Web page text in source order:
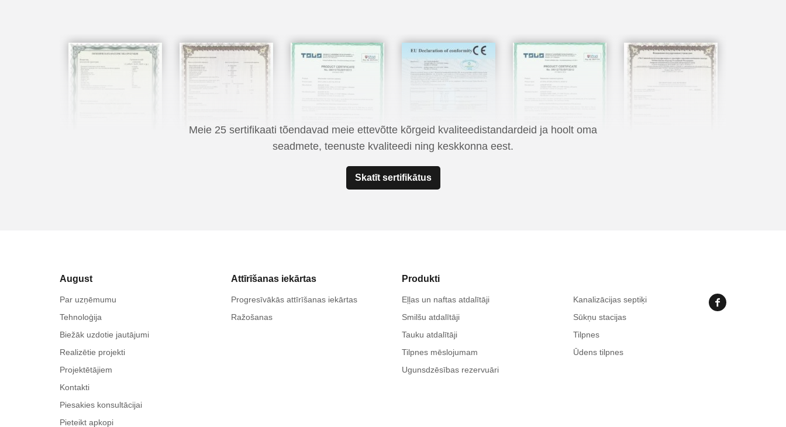
Meie 25 sertifikaati tõendavad meie ettevõtte kõrgeid kvaliteedistandardeid ja hoolt oma
seadmete, teenuste kvaliteedi ning keskkonna eest.
Skatīt sertifikātus
August
Par uzņēmumu
Tehnoloģija
Biežāk uzdotie jautājumi
Realizētie projekti
Projektētājiem
Kontakti
Piesakies konsultācijai
Pieteikt apkopi
Attīrīšanas iekārtas
Progresīvākās attīrīšanas iekārtas
Ražošanas
Produkti
Eļļas un naftas atdalītāji
Kanalizācijas septiķi
Smilšu atdalītāji
Sūkņu stacijas
Tauku atdalītāji
Tilpnes
Tilpnes mēslojumam
Ūdens tilpnes
Ugunsdzēsības rezervuāri